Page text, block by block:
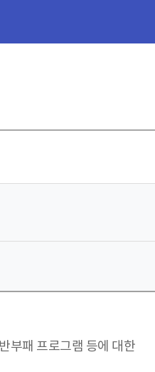
부패 프로그램 등에 대한